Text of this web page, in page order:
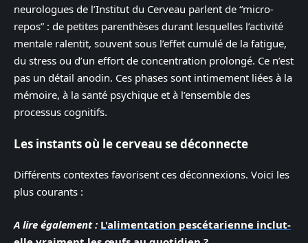
neurologues de l’Institut du Cerveau parlent de “micro-
repos” : de petites parenthèses durant lesquelles l’activité
mentale ralentit, souvent sous l’effet cumulé de la fatigue,
du stress ou d’un effort de concentration prolongé. Ce n’est
pas un détail anodin. Ces phases sont intimement liées à la
mémoire, à la santé psychique et à l’ensemble des
processus cognitifs.
Les instants où le cerveau se déconnecte
Différents contextes favorisent ces déconnexions. Voici les
plus courants :
A lire également : L'alimentation pescétarienne inclut-